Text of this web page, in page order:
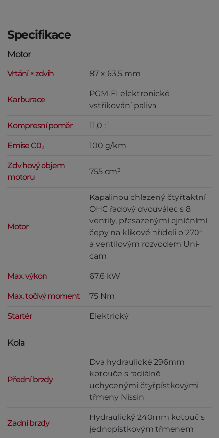
Specifikace
Motor
Vrtání × zdvih 87 x 63,5 mm
Karburace
PGM-FI elektronické
vstřikování paliva
Kompresní poměr 11,0 : 1
Emise C0₂ 100 g/km
Zdvihový objem
motoru
755 cm³
Motor
Kapalinou chlazený čtyřtaktní
OHC řadový dvouválec s 8
ventily, přesazenými ojničními
čepy na klikové hřídeli o 270°
a ventilovým rozvodem Uni-
cam
Max. výkon 67,6 kW
Max. točivý moment 75 Nm
Startér Elektrický
Kola
Přední brzdy
Dva hydraulické 296mm
kotouče s radiálně
uchycenými čtyřpístkovými
třmeny Nissin
Zadní brzdy
Hydraulický 240mm kotouč s
jednopístkovým třmenem